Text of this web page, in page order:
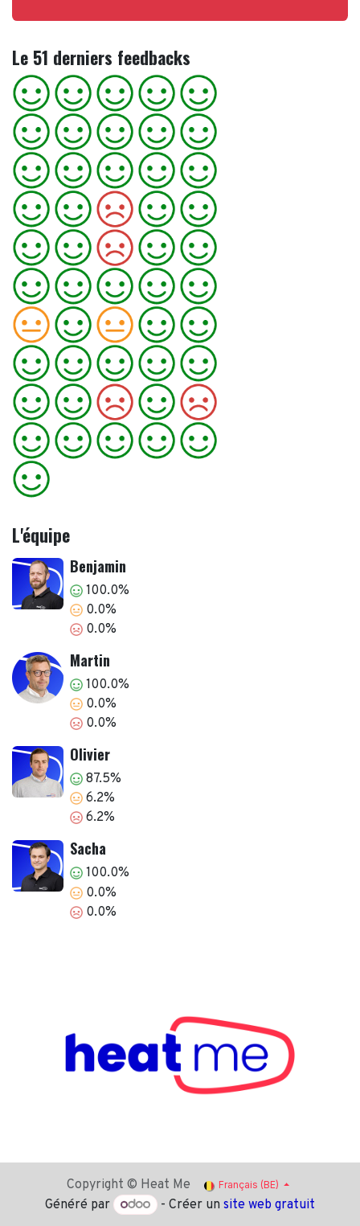
Le 51 derniers feedbacks
L'équipe
Benjamin
100.0%
0.0%
0.0%
Martin
100.0%
0.0%
0.0%
Olivier
87.5%
6.2%
6.2%
Sacha
100.0%
0.0%
0.0%
Copyright © Heat Me Français (BE)
Généré par - Créer un site web gratuit